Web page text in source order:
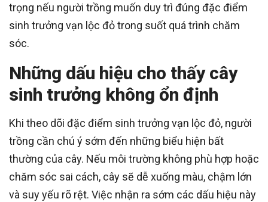
trọng nếu người trồng muốn duy trì đúng đặc điểm
sinh trưởng vạn lộc đỏ trong suốt quá trình chăm
sóc.
Những dấu hiệu cho thấy cây
sinh trưởng không ổn định
Khi theo dõi đặc điểm sinh trưởng vạn lộc đỏ, người
trồng cần chú ý sớm đến những biểu hiện bất
thường của cây. Nếu môi trường không phù hợp hoặc
chăm sóc sai cách, cây sẽ dễ xuống màu, chậm lớn
và suy yếu rõ rệt. Việc nhận ra sớm các dấu hiệu này